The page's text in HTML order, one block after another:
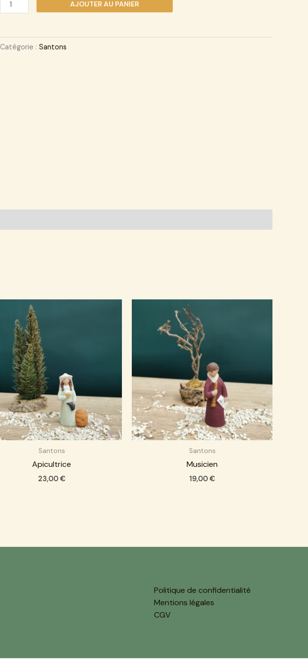
AJOUTER AU PANIER
Catégorie : Santons
Santons
Apicultrice
23,00 €
Santons
Musicien
19,00 €
Politique de confidentialité
Mentions légales
CGV